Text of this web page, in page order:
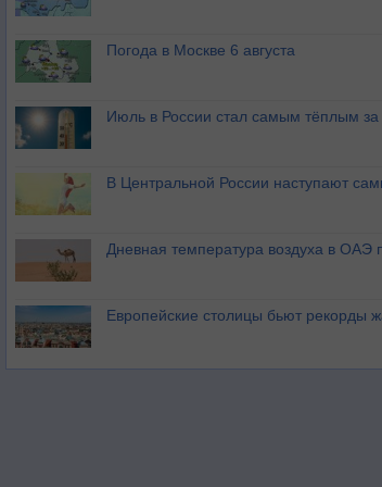
Погода в Москве 6 августа
Июль в России стал самым тёплым за
В Центральной России наступают
Дневная температура воздуха в ОАЭ
Европейские столицы бьют рекорды